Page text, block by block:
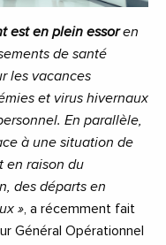
est en plein essoren
de santé
les vacances
et virus hivernaux
En parallèle,
à une situation de
en raison du
des départs en
» , a récemment fait
Général Opérationnel